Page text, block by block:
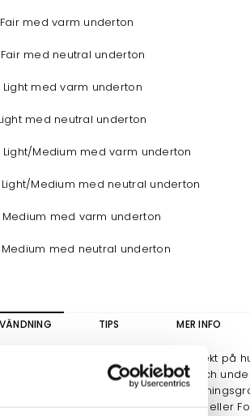
Fair med varm underton
Fair med neutral underton
Light med varm underton
med neutral underton
Light/Medium med varm underton
Light/Medium med neutral underton
Medium med varm underton
Medium med neutral underton
TIPS MER INFO
PureMatch Liquid Concealer direkt på
applikatorn. Använd i inre vrån och
att applicera tunt och bygg upp
ut kanter med Camouflage Brush eller